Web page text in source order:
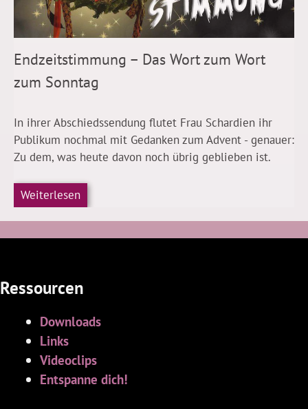
Endzeitstimmung – Das Wort zum Wort
zum Sonntag
In ihrer Abschiedssendung flutet Frau Schardien ihr
Publikum nochmal mit Gedanken zum Advent - genauer:
Zu dem, was heute davon noch übrig geblieben ist.
Weiterlesen
Ressourcen
Downloads
Links
Videoclips
Entspanne dich!